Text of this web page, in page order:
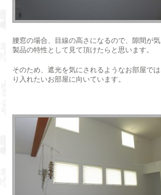
腰窓の場合、目線の高さになるので、隙間が
製品の特性として見て頂けたらと思います。
そのため、遮光を気にされるようなお部屋で
り入れたいお部屋に向いています。